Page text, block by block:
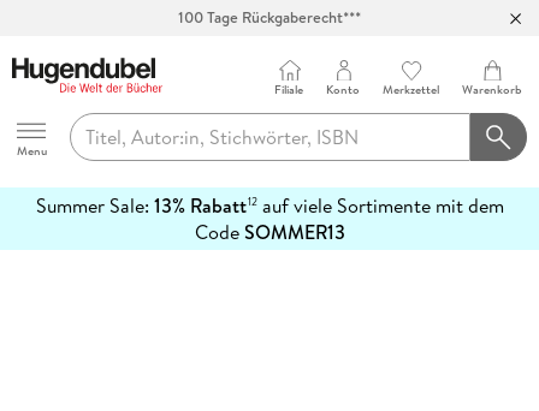
100 Tage Rückgaberecht***
Hugendubel
Menu
Filiale Konto Merkzettel Warenkorb
Summer Sale: 13% Rabatt12auf viele Sortimente mit dem
CodeSOMMER13
erfahren